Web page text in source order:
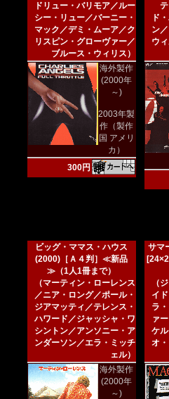
ドリュー・バリモア／ルー
シー・リュー／バーニー・
マック／デミ・ムーア／ク
リスピン・グローヴァー／
ブルース・ウィリス）
海外製作
(2000年
～)
2003年製
作（製作
国 アメリ
カ）
300円
ド
ン
ウ
ビッグ・ママス・ハウス
(2000)［Ａ４判］≪新品
≫（1人1冊まで）
（マーティン・ローレンス
／ニア・ロング／ポール・
ジアマッティ／テレンス・
ハワード／ジャッシャ・ワ
シントン／アンソニー・ア
ンダーソン／エラ・ミッチ
ェル）
海外製作
(2000年
～)
サマ
（
イ
ラ
ァ
ケ
オ